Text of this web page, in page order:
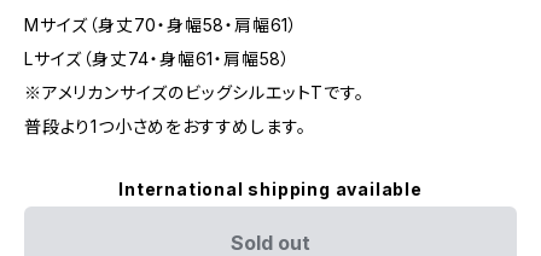
Mサイズ（身丈70・身幅58・肩幅61）
Lサイズ（身丈74・身幅61・肩幅58）
※アメリカンサイズのビッグシルエットTです。
普段より1つ小さめをおすすめします。
International shipping available
Sold out